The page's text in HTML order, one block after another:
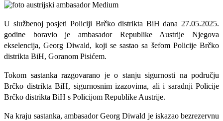
U službenoj posjeti Policiji Brčko distrikta BiH dana 27.05.2025.
godine boravio je ambasador Republike Austrije Njegova
ekselencija, Georg Diwald, koji se sastao sa šefom Policije Brčko
distrikta BiH, Goranom Pisićem.
Tokom sastanka razgovarano je o stanju sigurnosti na području
Brčko distrikta BiH, sigurnosnim izazovima, ali i saradnji Policije
Brčko distrikta BiH s Policijom Republike Austrije.
Na kraju sastanka, ambasador Georg Diwald je iskazao bezrezervnu